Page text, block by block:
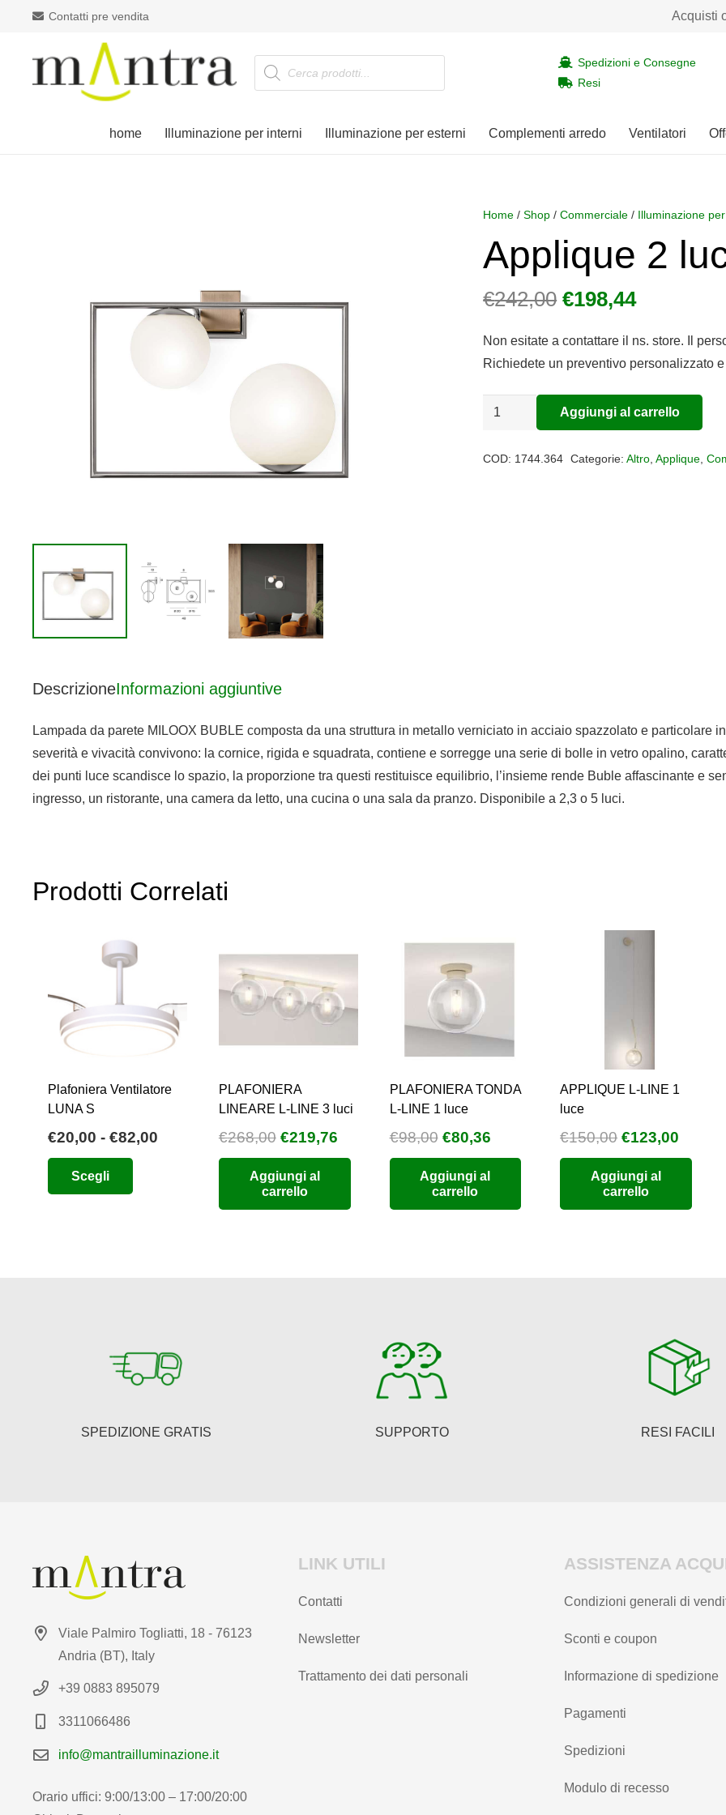
Contatti pre vendita Acquisti
Products
search
Spedizioni e Consegne
Resi
home Illuminazione per interni Illuminazione per esterni Complementi arredo Ventilatori
Home /Shop /Commerciale / Illuminazione
Applique 2
€242,00 Il
originale
era:
€198,44Il
attuale
è:
Non esitate a contattare il ns. store. Il
Richiedete un preventivo personalizzato
Applique
Aggiungi al carrello
COD: 1744.364 Categorie: Altro, Applique,
DescrizioneInformazioni aggiuntive
Lampada da parete MILOOX BUBLE composta da una struttura in metallo verniciato in acciaio spazzolato e particolare
severità e vivacità convivono: la cornice, rigida e squadrata, contiene e sorregge una serie di bolle in vetro opalino,
dei punti luce scandisce lo spazio, la proporzione tra questi restituisce equilibrio, l’insieme rende Buble affascinante e
ingresso, un ristorante, una camera da letto, una cucina o una sala da pranzo. Disponibile a 2,3 o 5 luci.
Prodotti Correlati
Plafoniera Ventilatore
LUNA S
€20,00 - €82,00
Scegli
scelte
nella
del
PLAFONIERA
LINEARE L-LINE 3 luci
€268,00 Il
prezzo
originale
era:
€219,76Il
prezzo
Aggiungi al
carrello
PLAFONIERA TONDA
L-LINE 1 luce
€98,00 Il
prezzo
originale
era:
€80,36Il
prezzo
attuale
Aggiungi al
carrello
APPLIQUE L-LINE 1
luce
€150,00 Il
prezzo
originale
era:
€123,00
prezzo
Aggiungi al
carrello
SPEDIZIONE GRATIS SUPPORTO RESI FACILI
Viale Palmiro Togliatti, 18 - 76123
Andria (BT), Italy
+39 0883 895079
3311066486
info@mantrailluminazione.it
Orario uffici: 9:00/13:00 – 17:00/20:00
LINK UTILI
Contatti
Newsletter
Trattamento dei dati personali
ASSISTENZA
Condizioni generali di
Sconti e coupon
Informazione di spedizione
Pagamenti
Spedizioni
Modulo di recesso